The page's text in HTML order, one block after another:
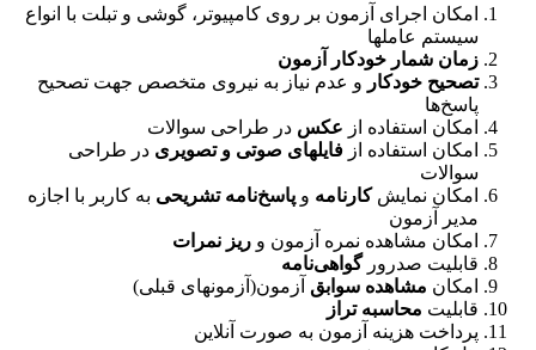
امکان اجرای آزمون بر روی کامپیوتر، گوشی و تبلت با انواع
سیستم عاملها
زمان شمار خودکار آزمون
تصحیح خودکار و عدم نیاز به نیروی متخصص جهت تصحیح
پاسخ‌ها
امکان استفاده از عکس در طراحی سوالات
امکان استفاده از فایلهای صوتی و تصویری در طراحی
سوالات
امکان نمایشکارنامه و پاسخ‌نامه تشریحی به کاربر با اجازه
مدیر آزمون
امکان مشاهده نمره آزمون و ریز نمرات
قابلیت صدرورگواهی‌نامه
امکان مشاهده سوابق آزمون(آزمونهای قبلی)
قابلیت محاسبه تراز
پرداخت هزینه آزمون به صورت آنلاین